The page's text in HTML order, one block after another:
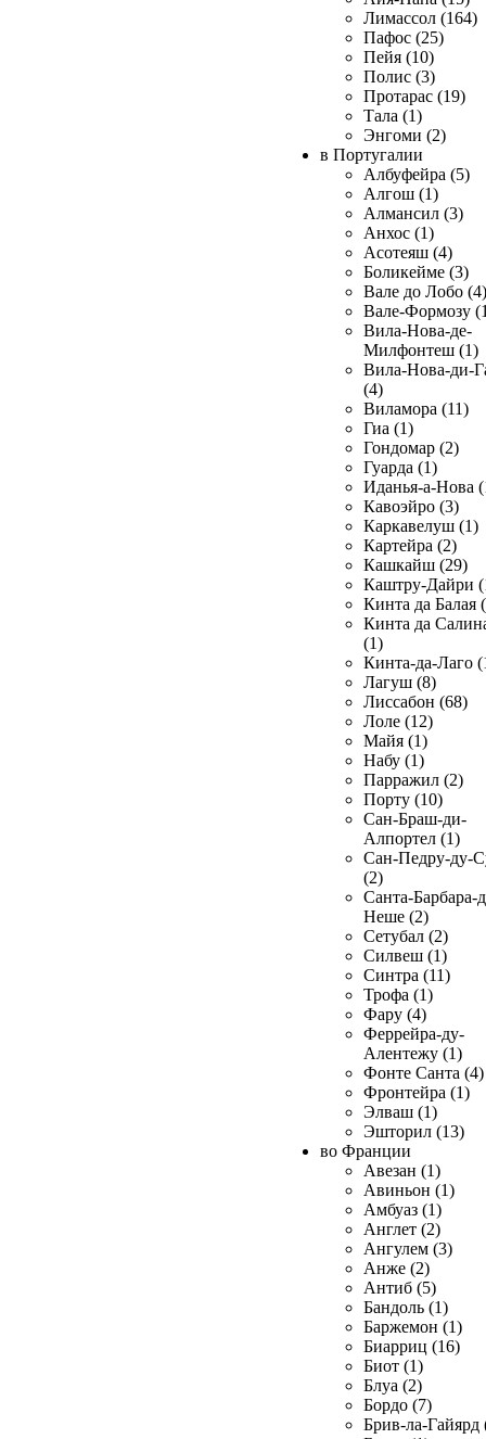
Лимассол (164)
Пафос (25)
Пейя (10)
Полис (3)
Протарас (19)
Тала (1)
Энгоми (2)
в Португалии
Албуфейра (5)
Алгош (1)
Алмансил (3)
Анхос (1)
Асотеяш (4)
Боликейме (3)
Вале до Лобо (4)
Вале-Формозу
Вила-Нова-де-
Милфонтеш (1)
Вила-Нова-ди-
(4)
Виламора (11)
Гиа (1)
Гондомар (2)
Гуарда (1)
Иданья-а-Нова
Кавоэйро (3)
Каркавелуш (1)
Картейра (2)
Кашкайш (29)
Каштру-Дайри
Кинта да Балая
Кинта да
(1)
Кинта-да-Лаго
Лагуш (8)
Лиссабон (68)
Лоле (12)
Майя (1)
Набу (1)
Парражил (2)
Порту (10)
Сан-Браш-ди-
Алпортел (1)
Сан-Педру-ду-
(2)
Санта-Барбара-
Неше (2)
Сетубал (2)
Силвеш (1)
Синтра (11)
Трофа (1)
Фару (4)
Феррейра-ду-
Алентежу (1)
Фонте Санта (4)
Фронтейра (1)
Элваш (1)
Эшторил (13)
во Франции
Авезан (1)
Авиньон (1)
Амбуаз (1)
Англет (2)
Ангулем (3)
Анже (2)
Антиб (5)
Бандоль (1)
Баржемон (1)
Биарриц (16)
Биот (1)
Блуа (2)
Бордо (7)
Брив-ла-Гайярд